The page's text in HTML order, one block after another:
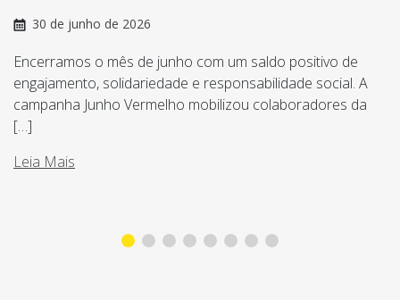
30 de junho de 2026
Encerramos o mês de junho com um saldo positivo de
engajamento, solidariedade e responsabilidade social. A
campanha Junho Vermelho mobilizou colaboradores da
[…]
Leia Mais